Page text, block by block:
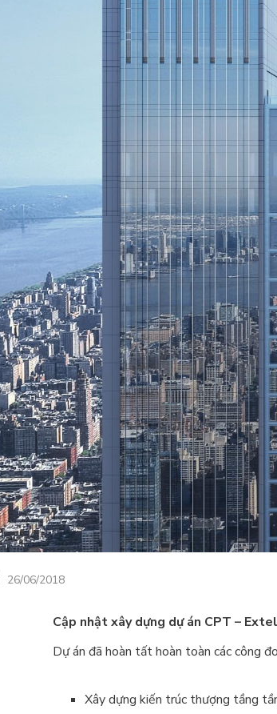
26/06/2018
Cập nhật xây dựng dự án CPT –
​Dự án đã hoàn tất hoàn toàn các công
Xây dựng kiến trúc thượng tầng